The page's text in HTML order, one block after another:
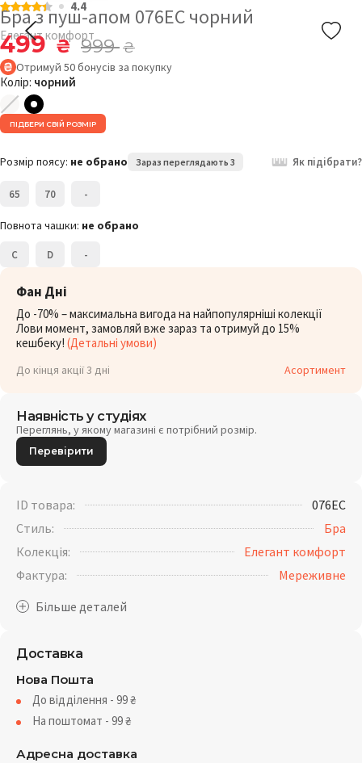
4.4
Бра з пуш-апом 076EC чорний
Елегант комфорт
499₴ 999₴
Отримуй 50бонусів за покупку
Колір: чорний
ПІДБЕРИ СВІЙ РОЗМІР
Розмір поясу: не обрано Зараз переглядають 3 Як підібрати?
65 70 -
Повнота чашки: не обрано
C D -
Фан Дні
До -70% – максимальна вигода на найпопулярніші колекції
Лови момент, замовляй вже зараз та отримуй до 15%
кешбеку! (Детальні умови)
До кінця акції 3 дні Асортимент
Наявність у студіях
Переглянь, у якому магазині є потрібний розмір.
Перевірити
ID товара:
076EC
Стиль:
Бра
Колекція:
Елегант комфорт
Фактура:
Мереживне
Доставка
Нова Пошта
До відділення - 99₴
На поштомат - 99₴
Адресна доставка